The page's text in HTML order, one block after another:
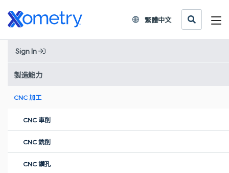
繁體中文
Sign In
製造能力
CNC 加工
CNC 車削
CNC 銑削
CNC 鑽孔
金屬激光燒結成型 (SLM) 服務
金屬激光燒結成型（SLM）網上3D打印服務
鋁和不鏽鋼
製造工期為7個工作日起
您上載的文件都是嚴格保密和安全的
深受全球85,000+名工程師及採購經理的信賴